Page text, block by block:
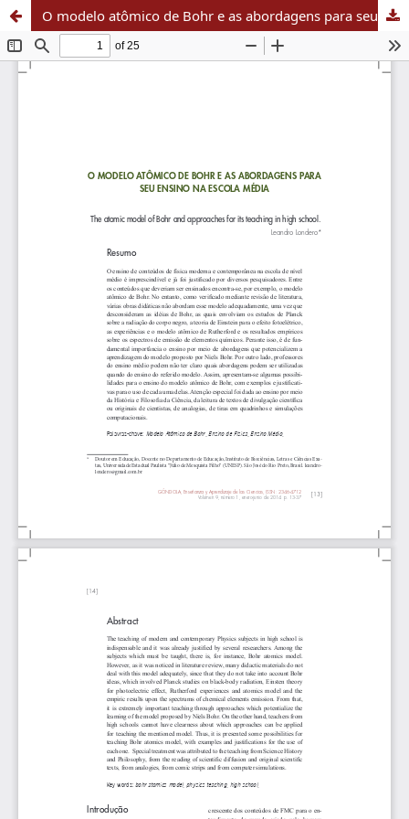
O modelo atômico de Bohr e as abordagens para seu ensino na escola média